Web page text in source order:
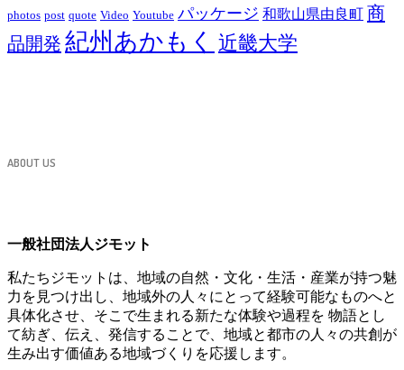
photos post quote Video Youtube パッケージ 和歌山県由良町 商
品開発 紀州あかもく 近畿大学
ABOUT US
一般社団法人ジモット
私たちジモットは、地域の自然・文化・生活・産業が持つ魅
力を見つけ出し、地域外の人々にとって経験可能なものへと
具体化させ、そこで生まれる新たな体験や過程を 物語とし
て紡ぎ、伝え、発信することで、地域と都市の人々の共創が
生み出す価値ある地域づくりを応援します。